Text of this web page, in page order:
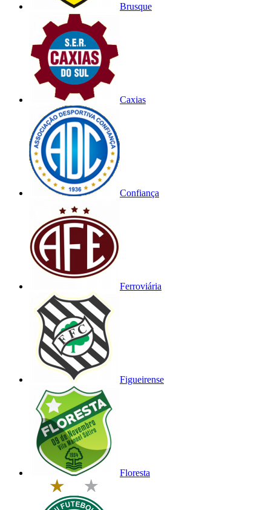
Brusque
Caxias
Confiança
Ferroviária
Figueirense
Floresta